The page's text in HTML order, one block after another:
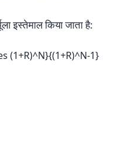
इस्तेमाल किया जाता है:
(1+R)^N}{(1+R)^N-1}